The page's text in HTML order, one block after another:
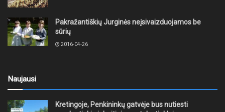
Pakražantiškių Jurginės neįsivaizduojamos be
sūrių
2016-04-26
Naujausi
Kretingoje, Penkininkų gatvėje bus nutiesti